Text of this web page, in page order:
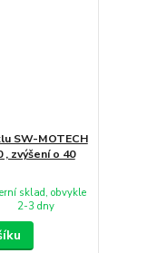
SW-MOTECH
, zvýšení o 40
sklad, obvykle
2-3 dny